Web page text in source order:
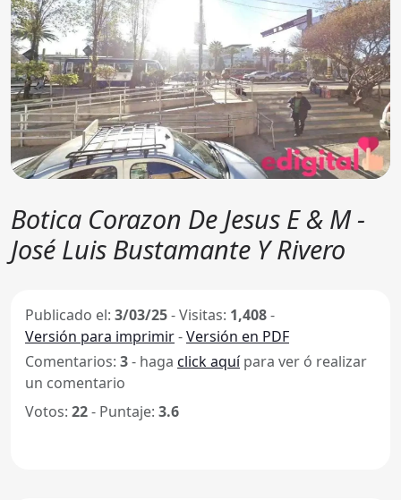
Botica Corazon De Jesus E & M -
José Luis Bustamante Y Rivero
Publicado el: 3/03/25-Visitas: 1,408-
Versión para imprimir-Versión en PDF
Comentarios: 3- haga click aquípara ver ó realizar
un comentario
Votos: 22- Puntaje: 3.6